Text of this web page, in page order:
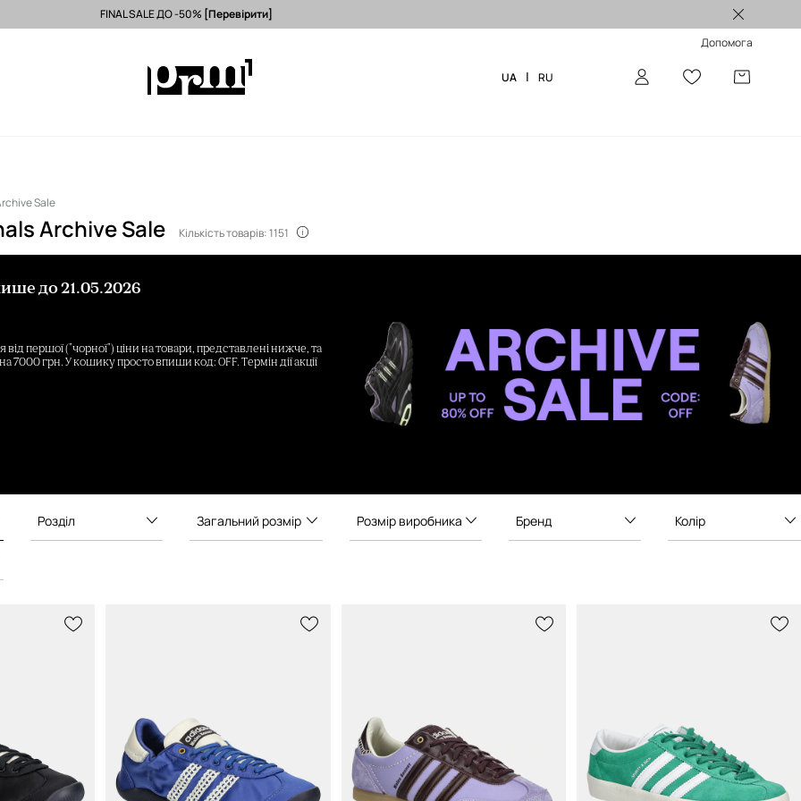
з ЄС (від 3500 грн) > Лише оригінальні товари >
FINAL SALE ДО -50% [Перевірити]
Допомога
UA | RU
Sale
Archive Sale Кількість товарів: 1151
до 21.05.2026
першої ("чорної") ціни на товари, представлені нижче, та
7000 грн. У кошику просто впиши код: OFF. Термін дії акції
Розділ Загальний розмір Розмір виробника Бренд Колір